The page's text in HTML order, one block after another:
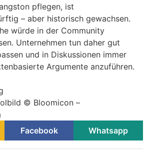
pflegen, ist
– aber historisch gewachsen.
würde in der Community
Unternehmen tun daher gut
und in Diskussionen immer
Argumente anzuführen.
© Bloomicon –
Facebook Whatsapp